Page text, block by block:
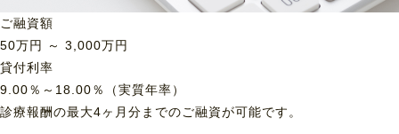
ご融資額
50万円 ～ 3,000万円
貸付利率
9.00％～18.00％（実質年率）
診療報酬の最大4ヶ月分までのご融資が可能です。